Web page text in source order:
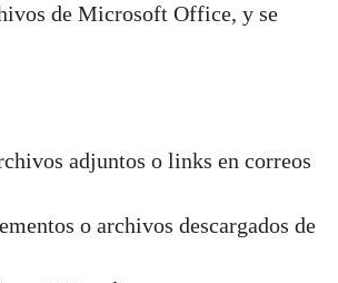
de Microsoft Office, y se
adjuntos o links en correos
o archivos descargados de